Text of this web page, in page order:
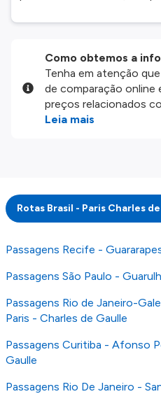
Como obtemos a
Tenha em atenção
de comparação online
preços relacionados
produtos disponíveis
integridade ou pela
publicada, por isso
as condições no
fazer uma reserva.
os nossos
Termos e
Leia mais
Rotas Brasil - Paris Charles
Passagens Recife -
Passagens São Paulo -
Passagens Rio de Janeiro-Galeão - Antonio Carlos
Paris - Charles de Gaulle
Passagens Curitiba - Afonso
Gaulle
Passagens Rio De Janeiro -